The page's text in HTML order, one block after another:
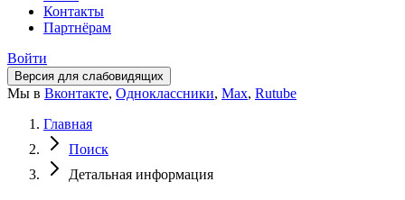
Контакты
Партнёрам
Войти
Версия для слабовидящих
Мы в Вконтакте, Одноклассники, Max, Rutube
Главная
Поиск
Детальная информация